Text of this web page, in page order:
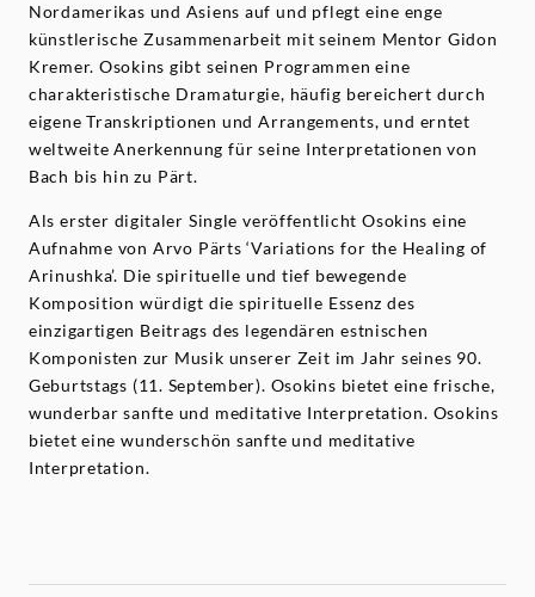
Nordamerikas und Asiens auf und pflegt eine enge
künstlerische Zusammenarbeit mit seinem Mentor Gidon
Kremer. Osokins gibt seinen Programmen eine
charakteristische Dramaturgie, häufig bereichert durch
eigene Transkriptionen und Arrangements, und erntet
weltweite Anerkennung für seine Interpretationen von
Bach bis hin zu Pärt.
Als erster digitaler Single veröffentlicht Osokins eine
Aufnahme von Arvo Pärts ‘Variations for the Healing of
Arinushka’. Die spirituelle und tief bewegende
Komposition würdigt die spirituelle Essenz des
einzigartigen Beitrags des legendären estnischen
Komponisten zur Musik unserer Zeit im Jahr seines 90.
Geburtstags (11. September). Osokins bietet eine frische,
wunderbar sanfte und meditative Interpretation. Osokins
bietet eine wunderschön sanfte und meditative
Interpretation.